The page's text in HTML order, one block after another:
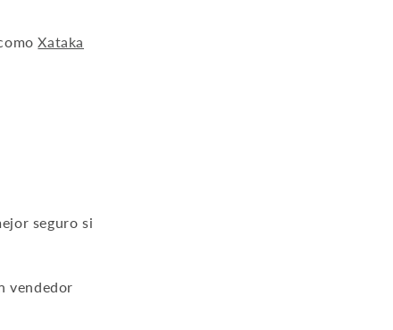
Xataka
seguro si
vendedor